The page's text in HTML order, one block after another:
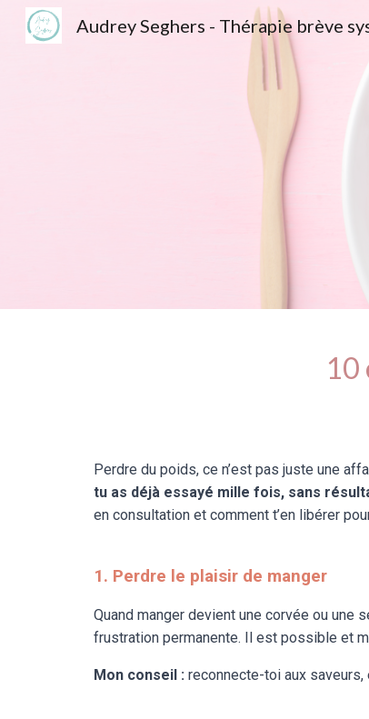
10
Perdre du poids, ce n’est pas juste une
tu as déjà essayé mille fois, sans
en consultation et comment t’en libérer
1. Perdre le plaisir de manger
Quand manger devient une corvée ou une
frustration permanente. Il est possible et
Mon conseil : reconnecte-toi aux